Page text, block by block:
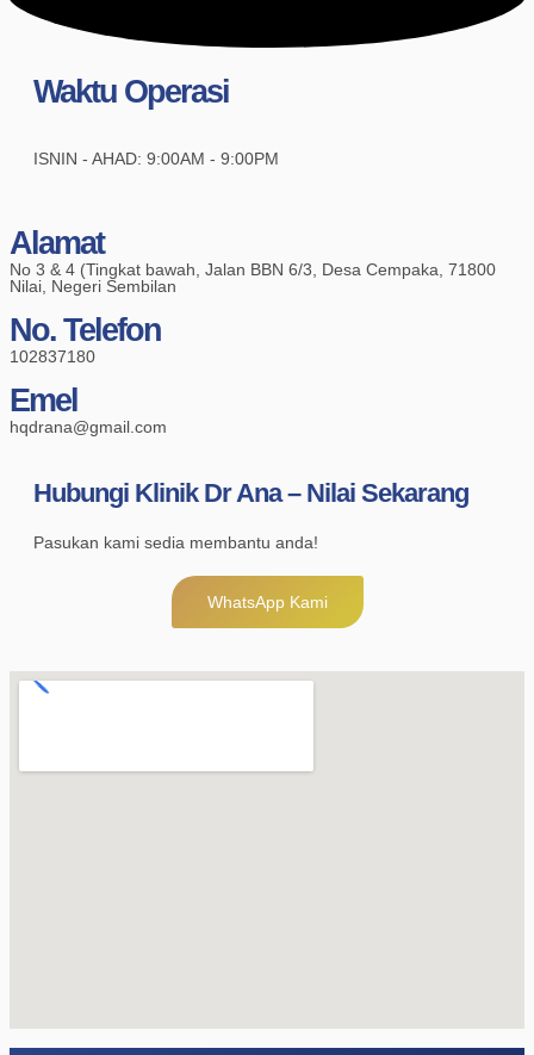
Waktu Operasi
ISNIN - AHAD: 9:00AM - 9:00PM
Alamat
No 3 & 4 (Tingkat bawah, Jalan BBN 6/3, Desa Cempaka, 71800
Nilai, Negeri Sembilan
No. Telefon
102837180
Emel
hqdrana@gmail.com
Hubungi Klinik Dr Ana – Nilai Sekarang
Pasukan kami sedia membantu anda!
WhatsApp Kami